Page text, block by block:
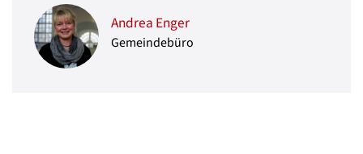
Andrea Enger
Gemeindebüro